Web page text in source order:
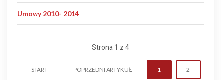
Umowy 2010- 2014
Strona 1 z 4
START POPRZEDNI ARTYKUŁ 1 2